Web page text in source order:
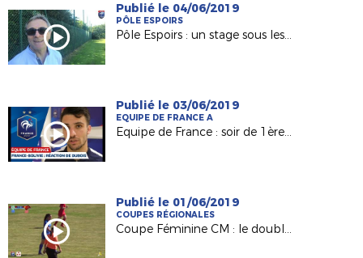
Publié le 04/06/2019
PÔLE ESPOIRS
Pôle Espoirs : un stage sous les yeux de Raynald Denoueix
Publié le 03/06/2019
EQUIPE DE FRANCE A
Equipe de France : soir de 1ère pour Léo Dubois !
Publié le 01/06/2019
COUPES RÉGIONALES
Coupe Féminine CM : le doublé d'Orvault !